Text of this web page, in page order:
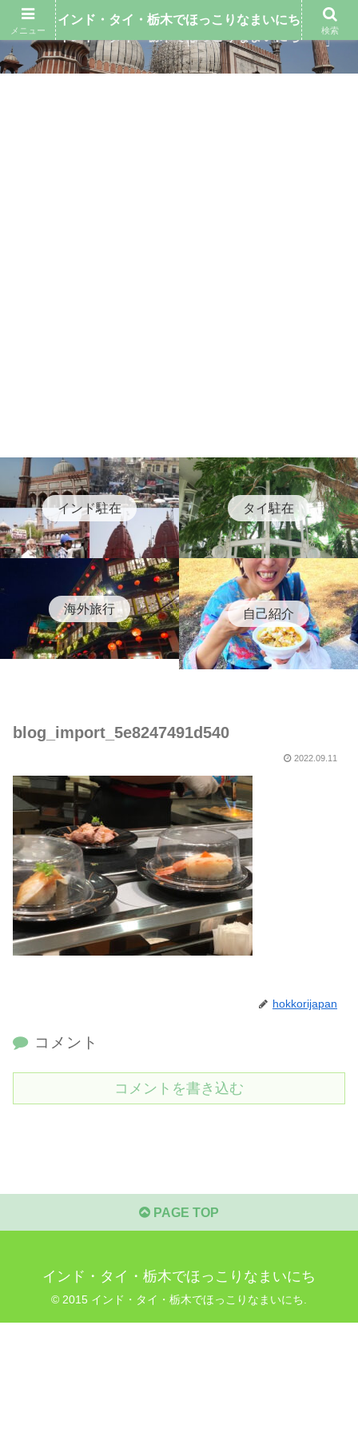
インド駐在 タイ駐在
海外旅行 自己紹介
blog_import_5e8247491d540
2022.09.11
hokkorijapan
コメント
コメントを書き込む
PAGE TOP
インド・タイ・栃木でほっこりなまいにち
© 2015 インド・タイ・栃木でほっこりなまいにち.
メニュー
インド・タイ・栃木でほっこりなまいにち
検索